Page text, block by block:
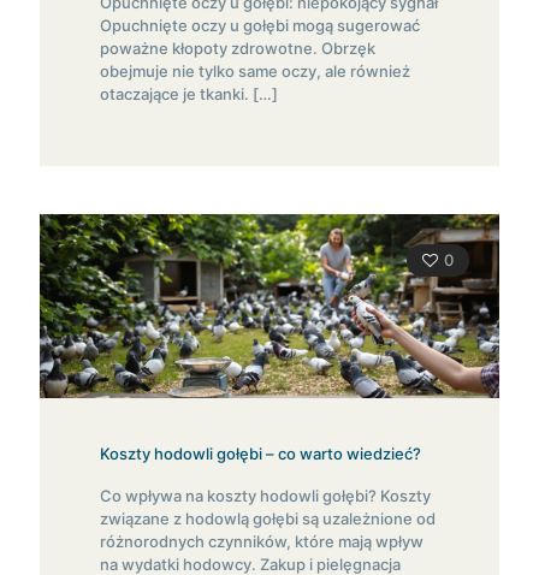
Opuchnięte oczy u gołębi mogą sugerować
poważne kłopoty zdrowotne. Obrzęk
obejmuje nie tylko same oczy, ale również
otaczające je tkanki. […]
0
Koszty hodowli gołębi – co warto wiedzieć?
Co wpływa na koszty hodowli gołębi? Koszty
związane z hodowlą gołębi są uzależnione od
różnorodnych czynników, które mają wpływ
na wydatki hodowcy. Zakup i pielęgnacja